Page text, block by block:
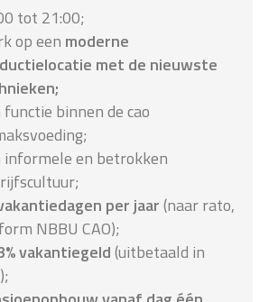
tot 21:00;
op een moderne
met de nieuwste
functie binnen de cao
informele en betrokken
per jaar(naar rato,
NBBU CAO);
vakantiegeld(uitbetaald in